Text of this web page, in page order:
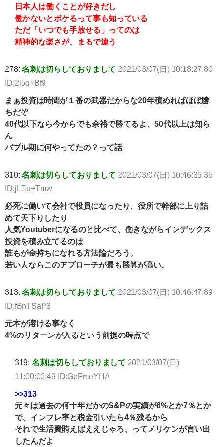
日本人は働くことが好きだし
働かないとボケるって事も知っている
ただ「いつでも手放せる」ってのは
精神的な楽さが、まるで違う
278: 名刺は切らしておりまして 2021/03/07(日) 10:18:27.80
ID:2j5q+Bf9
まぁ投資は時間が１番の武器だからな20年積めればほぼ勝
ちだぞ
40代以下なら今からでも余裕で勝てるよ、50代以上は知ら
ん
バブル期に何やってたの？って話
310: 名刺は切らしておりまして 2021/03/07(日) 10:46:35.35
ID:jLEu+Tmw
必死に働いて会社で役員になったり、役所で幹部に上り詰
めて天下りしたり
人気Youtuberになるのと比べて、働きながらインデックス
投資を積み立てるのは
誰もが金持ちになれる方法論だろう。
若い人ならこのアプローチが最も勝算が高い。
313: 名刺は切らしておりまして 2021/03/07(日) 10:46:47.89
ID:fBnTSaP8
元本が溶ける事なく
4%のリターンが入るという前提の時点で
319: 名刺は切らしておりまして 2021/03/07(日)
11:00:03.49 ID:GpFmeYHA
>>313
元々は過去の何十年だかのS&Pの実績が6%とか7％とか
で、インフレ率と税金引いたら4％残るから
それで生活費賄えばええじゃろ、ってメリケンが言い出
したんだよ